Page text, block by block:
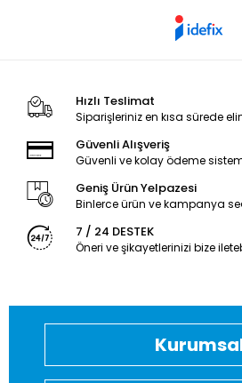
Hızlı Teslimat
Siparişleriniz en kısa sürede
Güvenli Alışveriş
Güvenli ve kolay ödeme
Geniş Ürün Yelpazesi
Binlerce ürün ve kampanya
7 / 24 DESTEK
Öneri ve şikayetlerinizi bize